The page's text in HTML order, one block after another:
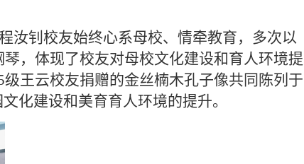
汝钊校友始终心系母校、情牵教育，多次以
，体现了校友对母校文化建设和育人环境提
王云校友捐赠的金丝楠木孔子像共同陈列于
化建设和美育育人环境的提升。